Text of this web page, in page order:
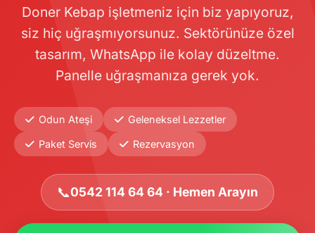
Doner Kebap işletmeniz için biz yapıyoruz,
siz hiç uğraşmıyorsunuz. Sektörünüze özel
tasarım, WhatsApp ile kolay düzeltme.
Panelle uğraşmanıza gerek yok.
Odun Ateşi Geleneksel Lezzetler
Paket Servis Rezervasyon
📞0542 114 64 64 · Hemen Arayın